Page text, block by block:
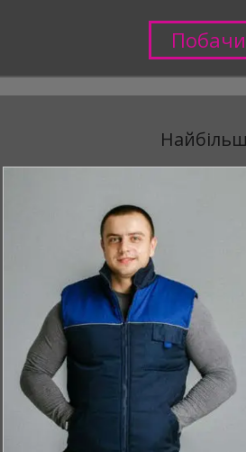
Костюм складається з
прямого крою і
Має світловідбиваючі
є зручні накладні кишені.